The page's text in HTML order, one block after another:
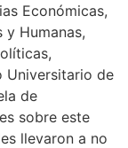
Económicas,
y Humanas,
Universitario de
de
sobre este
llevaron a no